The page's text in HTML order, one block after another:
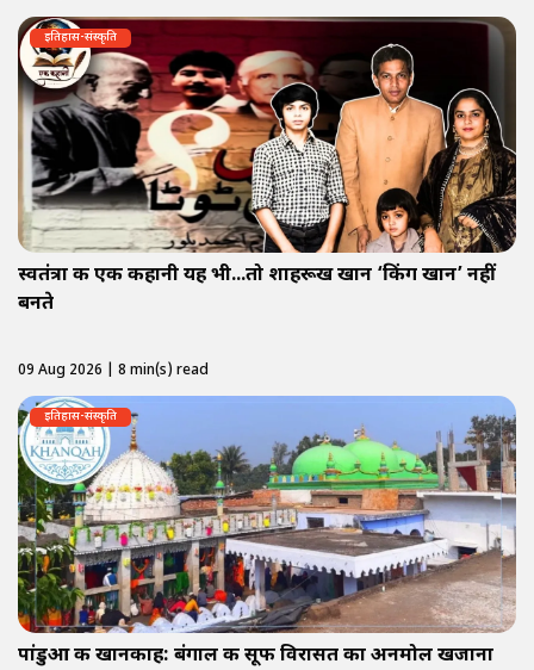
इतिहास-संस्कृति
स्वतंत्रा की एक कहानी यह भी...तो शाहरूख खान ‘किंग खान’ नहीं
बनते
09 Aug 2026 | 8 min(s) read
इतिहास-संस्कृति
पांडुआ की खानकाह: बंगाल की सूफी विरासत का अनमोल खजाना